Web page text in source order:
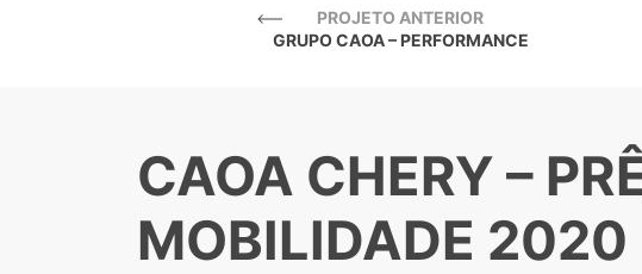
PROJETO ANTERIOR
GRUPO CAOA – PERFORMANCE
CAOA CHERY –
MOBILIDADE 2020